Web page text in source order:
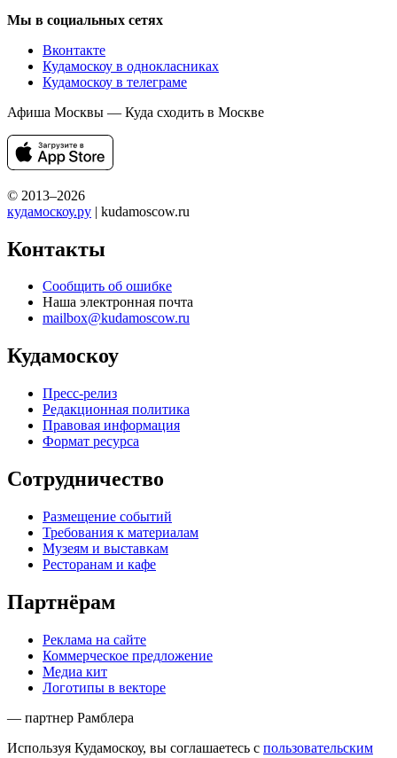
Мы в социальных сетях
Вконтакте
Кудамоскоу в однокласниках
Кудамоскоу в телеграме
Афиша Москвы — Куда сходить в Москве
© 2013–2026
кудамоскоу.ру | kudamoscow.ru
Контакты
Сообщить об ошибке
Наша электронная почта
mailbox@kudamoscow.ru
Кудамоскоу
Пресс-релиз
Редакционная политика
Правовая информация
Формат ресурса
Сотрудничество
Размещение событий
Требования к материалам
Музеям и выставкам
Ресторанам и кафе
Партнёрам
Реклама на сайте
Коммерческое предложение
Медиа кит
Логотипы в векторе
— партнер Рамблера
Используя Кудамоскоу, вы соглашаетесь с пользовательским